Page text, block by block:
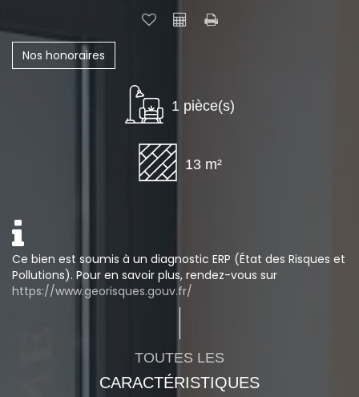
Nos honoraires
1 pièce(s)
13 m²
Ce bien est soumis à un diagnostic ERP (État des Risques et
Pollutions). Pour en savoir plus, rendez-vous sur
https://www.georisques.gouv.fr/
TOUTES LES
CARACTÉRISTIQUES